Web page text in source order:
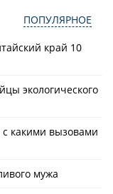
ПОПУЛЯРНОЕ
край 10
экологического
с какими вызовами
мужа